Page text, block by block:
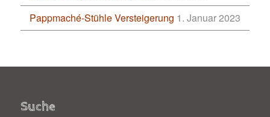
Pappmaché-Stühle Versteigerung 1. Januar 2023
Suche